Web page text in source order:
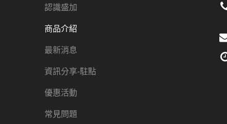
認識盛加
商品介紹
最新消息
資訊分享-駐點
優惠活動
常見問題